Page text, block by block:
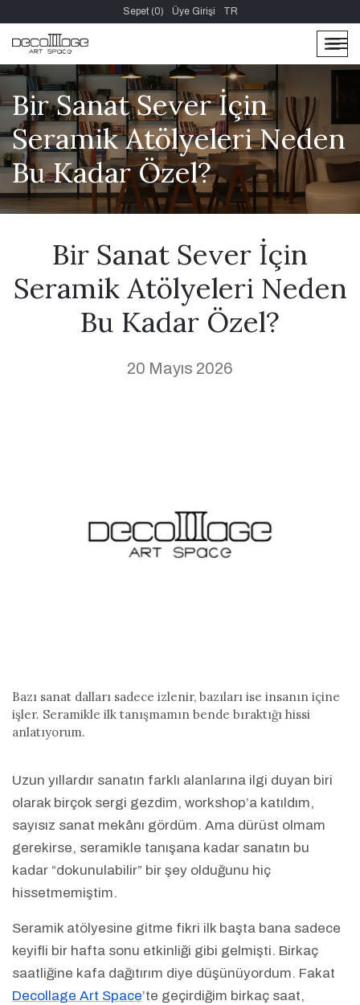
Sepet (0) Üye Girişi TR
Bir Sanat Sever İçin
Seramik Atölyeleri Neden
Bu Kadar Özel?
Bir Sanat Sever İçin
Seramik Atölyeleri Neden
Bu Kadar Özel?
20 Mayıs 2026
Bazı sanat dalları sadece izlenir, bazıları ise insanın içine
işler. Seramikle ilk tanışmamın bende bıraktığı hissi
anlatıyorum.
Uzun yıllardır sanatın farklı alanlarına ilgi duyan biri
olarak birçok sergi gezdim, workshop’a katıldım,
sayısız sanat mekânı gördüm. Ama dürüst olmam
gerekirse, seramikle tanışana kadar sanatın bu
kadar “dokunulabilir” bir şey olduğunu hiç
hissetmemiştim.
Seramik atölyesine gitme fikri ilk başta bana sadece
keyifli bir hafta sonu etkinliği gibi gelmişti. Birkaç
saatliğine kafa dağıtırım diye düşünüyordum. Fakat
Decollage Art Space’te geçirdiğim birkaç saat,